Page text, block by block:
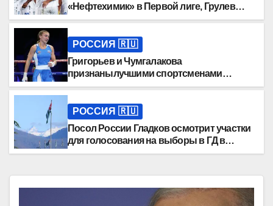
«Нефтехимик» в Первой лиге, Грулев
оформил хет-трик
РОССИЯ 🇷🇺
Григорьев и Чумгалакова
признанылучшими спортсменами
Спартакиады народов России
РОССИЯ 🇷🇺
Посол России Гладков осмотрит участки
для голосования на выборы в ГД в
Абхазии